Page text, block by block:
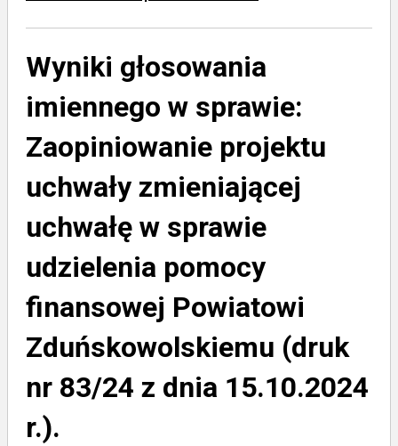
Wyniki głosowania
imiennego w sprawie:
Zaopiniowanie projektu
uchwały zmieniającej
uchwałę w sprawie
udzielenia pomocy
finansowej Powiatowi
Zduńskowolskiemu (druk
nr 83/24 z dnia 15.10.2024
r.).